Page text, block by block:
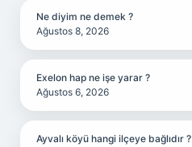
Ne diyim ne demek ?
Ağustos 8, 2026
Exelon hap ne işe yarar ?
Ağustos 6, 2026
Ayvalı köyü hangi ilçeye bağlıdır ?